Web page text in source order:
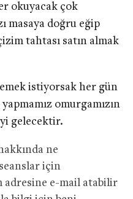
okuyacak çok
masaya doğru eğip
tahtası satın almak
istiyorsak her gün
omurgamızın
iyi gelecektir.
ne
için
adresine e-mail atabilir